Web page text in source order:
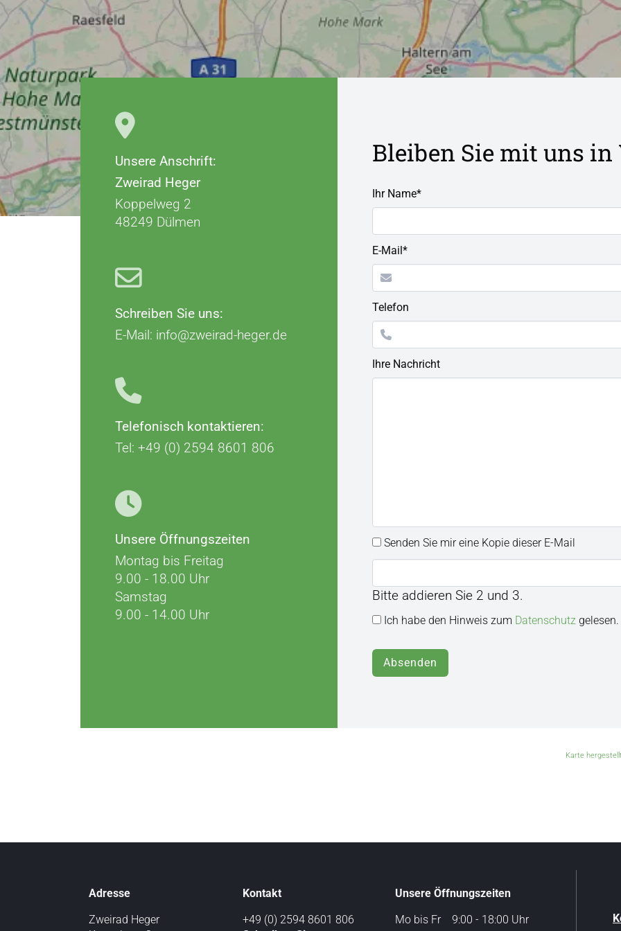
i
n
e
n
Karte hergestellt aus OpenStreetMap-Daten
Unsere Anschrift:
Zweirad Heger
Koppelweg 2
48249 Dülmen
Schreiben Sie uns:
E-Mail: info@zweirad-heger.de
Telefonisch kontaktieren:
Tel: +49 (0) 2594 8601 806
Unsere Öffnungszeiten
Montag bis Freitag
9.00 - 18.00 Uhr
Samstag
9.00 - 14.00 Uhr
Bleiben Sie mit uns
P
f
c
h
f
e
d
Ihr Name*
P
f
c
h
f
e
E-Mail*
Telefon
Ihre Nachricht
Senden Sie mir eine Kopie dieser E-Mail
Bitte addieren Sie 2 und 3.
Ich habe den Hinweis zum Datenschutzgelesen.
Absenden
Karte
Adresse
Zweirad Heger
Kontakt
+49 (0) 2594 8601 806
Unsere Öffnungszeiten
Mo bis Fr 9:00 - 18:00 Uhr